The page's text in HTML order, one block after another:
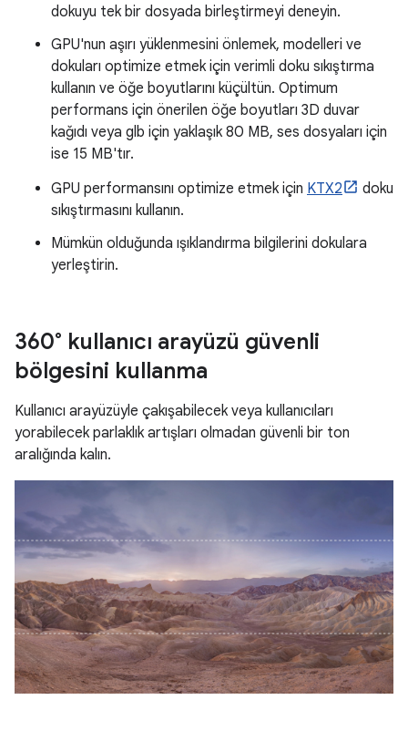
dokuyu tek bir dosyada birleştirmeyi deneyin.
GPU'nun aşırı yüklenmesini önlemek, modelleri ve
dokuları optimize etmek için verimli doku sıkıştırma
kullanın ve öğe boyutlarını küçültün. Optimum
performans için önerilen öğe boyutları 3D duvar
kağıdı veya glb için yaklaşık 80 MB, ses dosyaları için
ise 15 MB'tır.
GPU performansını optimize etmek için KTX2
doku
sıkıştırmasını kullanın.
Mümkün olduğunda ışıklandırma bilgilerini dokulara
yerleştirin.
360° kullanıcı arayüzü güvenli
bölgesini kullanma
Kullanıcı arayüzüyle çakışabilecek veya kullanıcıları
yorabilecek parlaklık artışları olmadan güvenli bir ton
aralığında kalın.